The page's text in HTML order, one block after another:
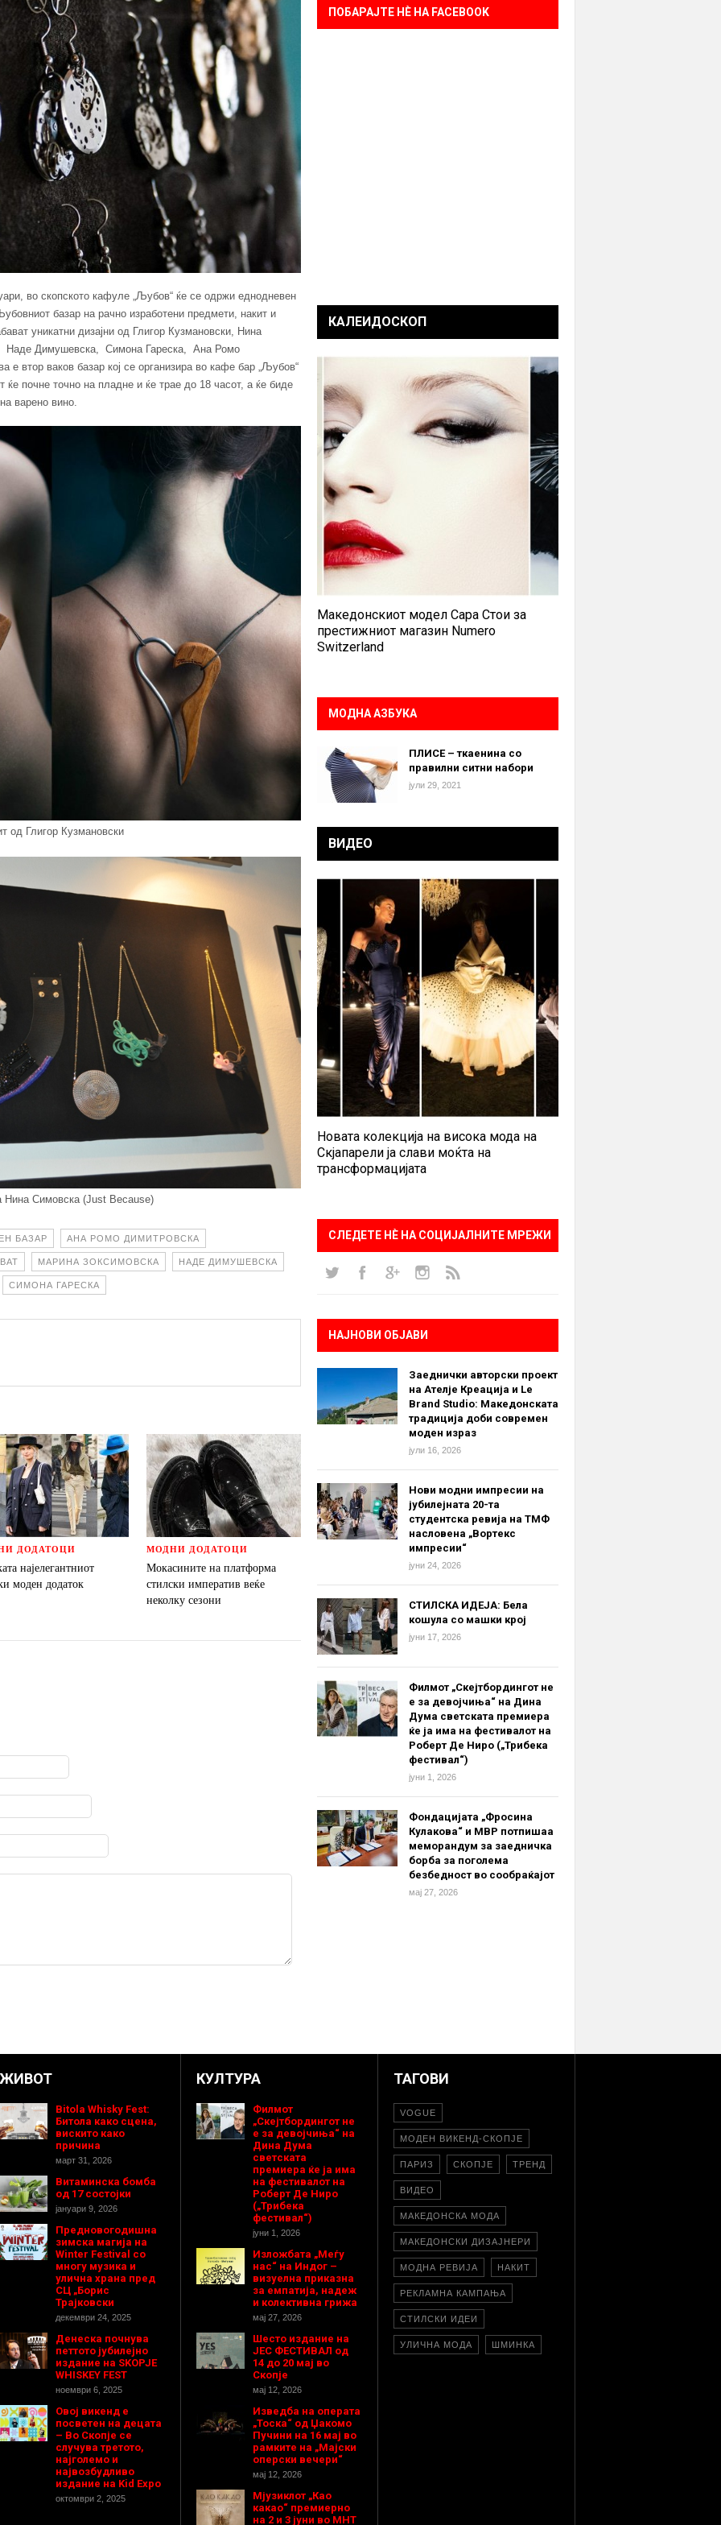
во скопското кафуле „Љубов“ ќе се одржи еднодневен
базар на рачно изработени предмети, накит и
уникатни дизајни од Глигор Кузмановски, Нина
Наде Димушевска, Симона Гареска, Ана Ромо
втор ваков базар кој се организира во кафе бар „Љубов“
ќе почне точно на пладне и ќе трае до 18 часот, а ќе биде
варено вино.
од Глигор Кузмановски
Нина Симовска (Just Because)
БАЗАР АНА РОМО ДИМИТРОВСКА
МАРИНА ЗОКСИМОВСКА НАДЕ ДИМУШЕВСКА
СИМОНА ГАРЕСКА
ДОДАТОЦИ
најелегантниот
моден додаток
МОДНИ ДОДАТОЦИ
Мокасините на платформа
стилски императив веќе
неколку сезони
ПОБАРАЈТЕ НÈ НА FACEBOOK
КАЛЕИДОСКОП
Македонскиот модел Сара Стои за
престижниот магазин Numero
Switzerland
МОДНА АЗБУКА
ПЛИСЕ – ткаенина со
правилни ситни набори
јули 29, 2021
ВИДЕО
Новата колекција на висока мода на
Скјапарели ја слави моќта на
трансформацијата
СЛЕДЕТЕ НÈ НА СОЦИЈАЛНИТЕ МРЕЖИ
НАЈНОВИ ОБЈАВИ
Заеднички авторски проект
на Ателје Креација и Le
Brand Studio: Македонската
традиција доби современ
моден израз
јули 16, 2026
Нови модни импресии на
јубилејната 20-та
студентска ревија на ТМФ
насловена „Вортекс
импресии“
јуни 24, 2026
СТИЛСКА ИДЕЈА: Бела
кошула со машки крој
јуни 17, 2026
Филмот „Скејтбордингот не
е за девојчиња“ на Дина
Дума светската премиера
ќе ја има на фестивалот на
Роберт Де Ниро („Трибека
фестивал“)
јуни 1, 2026
Фондацијата „Фросина
Кулакова“ и МВР потпишаа
меморандум за заедничка
борба за поголема
безбедност во сообраќајот
мај 27, 2026
ЖИВОТ
Bitola Whisky Fest:
Битола како сцена,
вискито како
причина
март 31, 2026
Витаминска бомба
од 17 состојки
јануари 9, 2026
Предновогодишнa
зимска магија на
Winter Festival со
многу музика и
улична храна пред
СЦ „Борис
Трајковски
декември 24, 2025
Денеска почнува
петтото јубилејно
издание на SKOPJE
WHISKEY FEST
ноември 6, 2025
Овој викенд е
посветен на децата
– Во Скопје се
случува третото,
најголемо и
највозбудливо
издание на Kid Expo
октомври 2, 2025
КУЛТУРА
Филмот
„Скејтбордингот не
е за девојчиња“ на
Дина Дума
светската
премиера ќе ја има
на фестивалот на
Роберт Де Ниро
(„Трибека
фестивал“)
јуни 1, 2026
Изложбата „Меѓу
нас“ на Индог –
визуелна приказна
за емпатија, надеж
и колективна грижа
мај 27, 2026
Шесто издание на
ЈЕС ФЕСТИВАЛ од
14 до 20 мај во
Скопје
мај 12, 2026
Изведба на операта
„Тоска“ од Џакомо
Пучини на 16 мај во
рамките на „Мајски
оперски вечери“
мај 12, 2026
Мјузиклот „Као
какао“ премиерно
на 2 и 3 јуни во МНТ
ТАГОВИ
VOGUE
МОДЕН ВИКЕНД-СКОПЈЕ
ПАРИЗ СКОПЈЕ ТРЕНД
ВИДЕО
МАКЕДОНСКА МОДА
МАКЕДОНСКИ ДИЗАЈНЕРИ
МОДНА РЕВИЈА НАКИТ
РЕКЛАМНА КАМПАЊА
СТИЛСКИ ИДЕИ
УЛИЧНА МОДА ШМИНКА